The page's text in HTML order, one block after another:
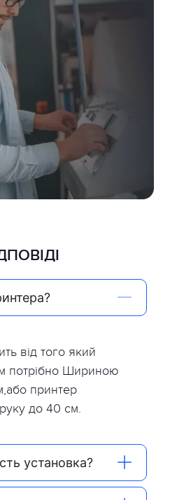
від того який
потрібно Шириною
принтер
до 40 см.
установка?